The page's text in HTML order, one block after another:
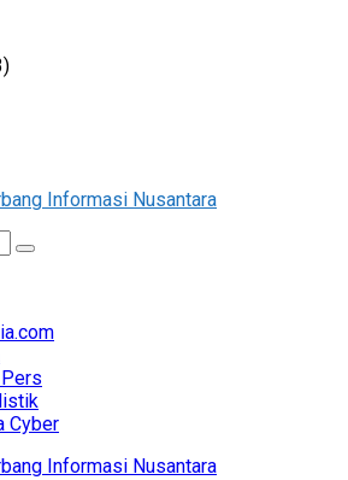
Informasi Nusantara
Cyber
Informasi Nusantara